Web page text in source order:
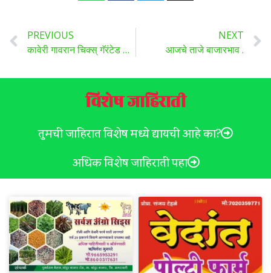
PREVIOUS
कावेरी गावरान चिक्स् गॅरंटेड मिळतील व तयार माल पण खरेदी केला जाईल.
NEXT
आजचे ताजे बाजारभाव .
विशेष जाहिराती
तुमची जाहिरात विशेष मध्ये द्यायची आहे का?
अधिक विशेष जाहिराती पहा